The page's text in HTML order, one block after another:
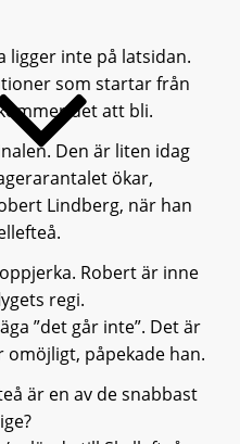
ligger inte på latsidan.
som startar från
det att bli.
Den är liten idag
ökar,
Lindberg, när han
Robert är inne
regi.
”det går inte”. Det är
påpekade han.
är en av de snabbast